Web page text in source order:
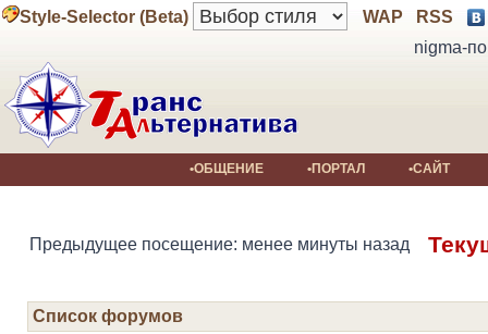
Style-Selector (Beta) WAP
RSS
nigma-
•ОБЩЕНИЕ •ПОРТАЛ •САЙТ
Предыдущее посещение: менее минуты назад
Список форумов